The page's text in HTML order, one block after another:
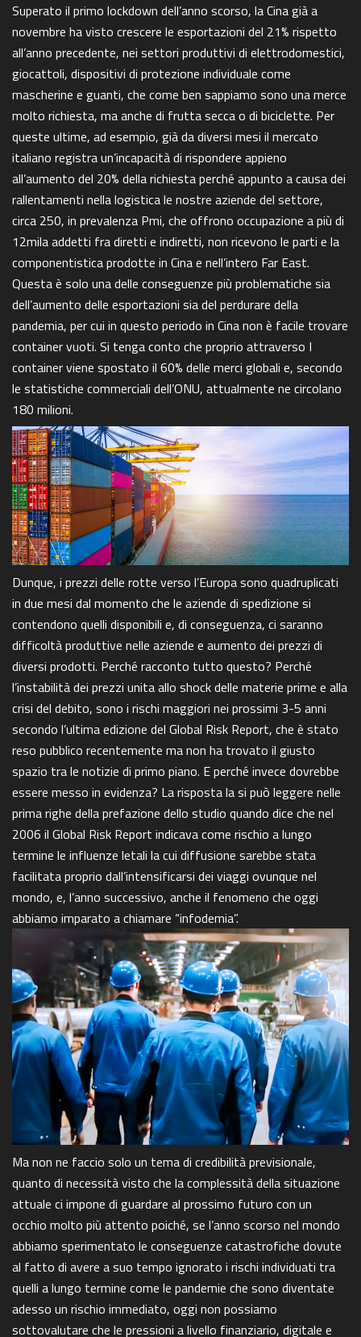
Superato il primo lockdown dell’anno scorso, la Cina già a
novembre ha visto crescere le esportazioni del 21% rispetto
all’anno precedente, nei settori produttivi di elettrodomestici,
giocattoli, dispositivi di protezione individuale come
mascherine e guanti, che come ben sappiamo sono una merce
molto richiesta, ma anche di frutta secca o di biciclette. Per
queste ultime, ad esempio, già da diversi mesi il mercato
italiano registra un’incapacità di rispondere appieno
all’aumento del 20% della richiesta perché appunto a causa dei
rallentamenti nella logistica le nostre aziende del settore,
circa 250, in prevalenza Pmi, che offrono occupazione a più di
12mila addetti fra diretti e indiretti, non ricevono le parti e la
componentistica prodotte in Cina e nell’intero Far East.
Questa è solo una delle conseguenze più problematiche sia
dell’aumento delle esportazioni sia del perdurare della
pandemia, per cui in questo periodo in Cina non è facile trovare
container vuoti. Si tenga conto che proprio attraverso I
container viene spostato il 60% delle merci globali e, secondo
le statistiche commerciali dell’ONU, attualmente ne circolano
180 milioni.
Dunque, i prezzi delle rotte verso l’Europa sono quadruplicati
in due mesi dal momento che le aziende di spedizione si
contendono quelli disponibili e, di conseguenza, ci saranno
difficoltà produttive nelle aziende e aumento dei prezzi di
diversi prodotti. Perché racconto tutto questo? Perché
l’instabilità dei prezzi unita allo shock delle materie prime e alla
crisi del debito, sono i rischi maggiori nei prossimi 3-5 anni
secondo l’ultima edizione del Global Risk Report, che è stato
reso pubblico recentemente ma non ha trovato il giusto
spazio tra le notizie di primo piano. E perché invece dovrebbe
essere messo in evidenza? La risposta la si può leggere nelle
prima righe della prefazione dello studio quando dice che nel
2006 il Global Risk Report indicava come rischio a lungo
termine le influenze letali la cui diffusione sarebbe stata
facilitata proprio dall’intensificarsi dei viaggi ovunque nel
mondo, e, l’anno successivo, anche il fenomeno che oggi
abbiamo imparato a chiamare “infodemia”.
Ma non ne faccio solo un tema di credibilità previsionale,
quanto di necessità visto che la complessità della situazione
attuale ci impone di guardare al prossimo futuro con un
occhio molto più attento poiché, se l’anno scorso nel mondo
abbiamo sperimentato le conseguenze catastrofiche dovute
al fatto di avere a suo tempo ignorato i rischi individuati tra
quelli a lungo termine come le pandemie che sono diventate
adesso un rischio immediato, oggi non possiamo
sottovalutare che le pressioni a livello finanziario, digitale e